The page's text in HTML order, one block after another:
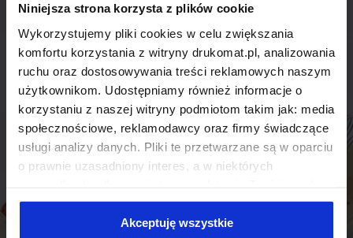
Niniejsza strona korzysta z plików cookie
Wykorzystujemy pliki cookies w celu zwiększania
komfortu korzystania z witryny drukomat.pl, analizowania
ruchu oraz dostosowywania treści reklamowych naszym
użytkownikom. Udostępniamy również informacje o
korzystaniu z naszej witryny podmiotom takim jak: media
społecznościowe, reklamodawcy oraz firmy świadczące
usługi analizy danych. Pliki te przetwarzane są w oparciu
o prawnie uzasadniony interes, a w niektórych
Niektóre z plików cookies dostarczane i przetwarzane są
przez naszych zewnętrznych partnerów, z których listą
Akceptuję wszystkie
Skontaktuj się